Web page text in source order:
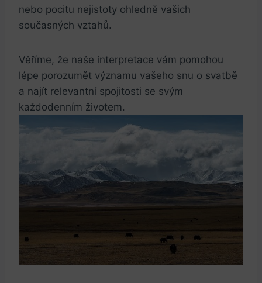
⁤nebo pocitu ‌nejistoty ohledně vašich​
současných ‌vztahů.
Věříme, že naše interpretace vám pomohou
lépe porozumět významu vašeho snu o svatbě
a najít relevantní ⁣spojitosti se svým
každodenním životem.